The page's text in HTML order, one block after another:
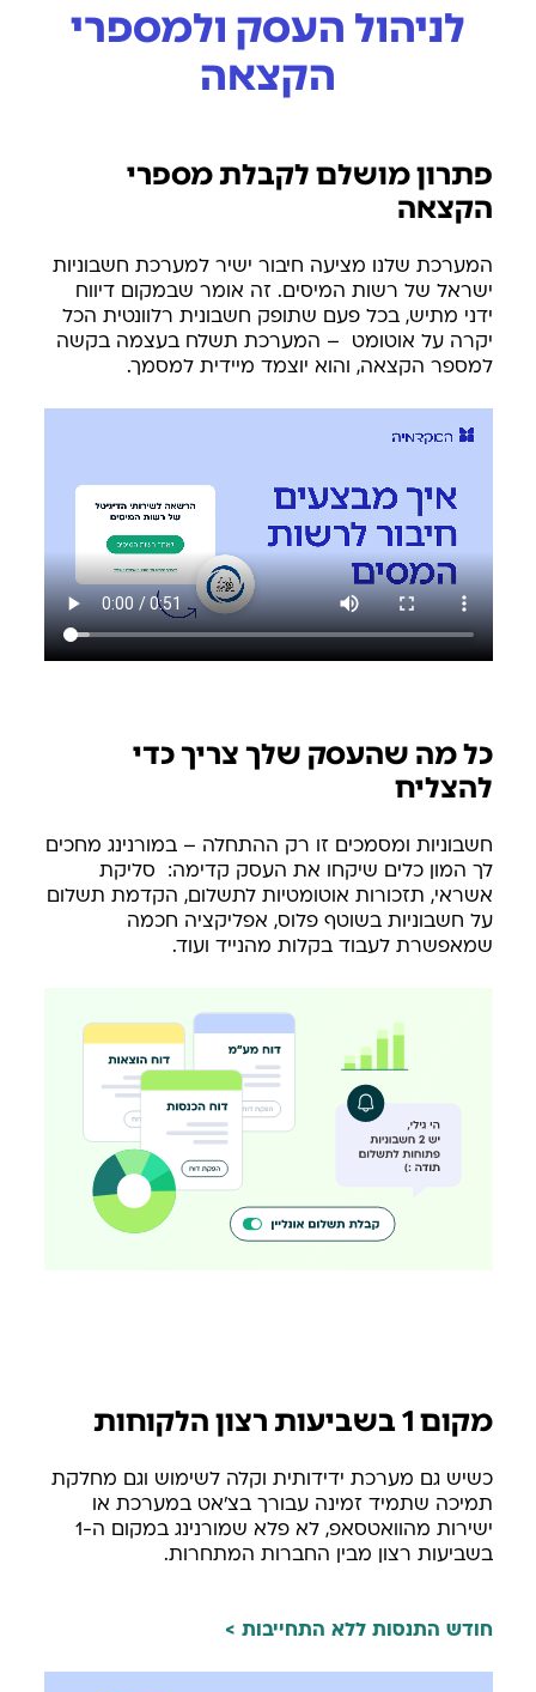
לניהול העסק ולמספרי
הקצאה
פתרון מושלם לקבלת מספרי
הקצאה
המערכת שלנו מציעה חיבור ישיר למערכת חשבוניות
ישראל של רשות המיסים. זה אומר שבמקום דיווח
ידני מתיש, בכל פעם שתופק חשבונית רלוונטית הכל
יקרה על אוטומט – המערכת תשלח בעצמה בקשה
למספר הקצאה, והוא יוצמד מיידית למסמך.
כל מה שהעסק שלך צריך כדי
להצליח
חשבוניות ומסמכים זו רק ההתחלה – במורנינג מחכים
לך המון כלים שיקחו את העסק קדימה: סליקת
אשראי, תזכורות אוטומטיות לתשלום, הקדמת תשלום
על חשבוניות בשוטף פלוס, אפליקציה חכמה
שמאפשרת לעבוד בקלות מהנייד ועוד.
מקום 1 בשביעות רצון הלקוחות
כשיש גם מערכת ידידותית וקלה לשימוש וגם מחלקת
תמיכה שתמיד זמינה עבורך בצ׳אט במערכת או
ישירות מהוואטסאפ, לא פלא שמורנינג במקום ה-1
בשביעות רצון מבין החברות המתחרות.
חודש התנסות ללא התחייבות >